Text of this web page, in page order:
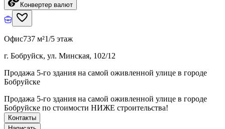
Конвертер валют
Офис737 м²1/5 этаж
г. Бобруйск, ул. Минская, 102/12
Продажа 5-го здания на самой оживленной улице в городе
Бобруйске
Продажа 5-го здания на самой оживленной улице в городе
Бобруйске по стоимости НИЖЕ строительства!
Контакты